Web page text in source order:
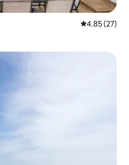
レビュー27
4.85 (27)